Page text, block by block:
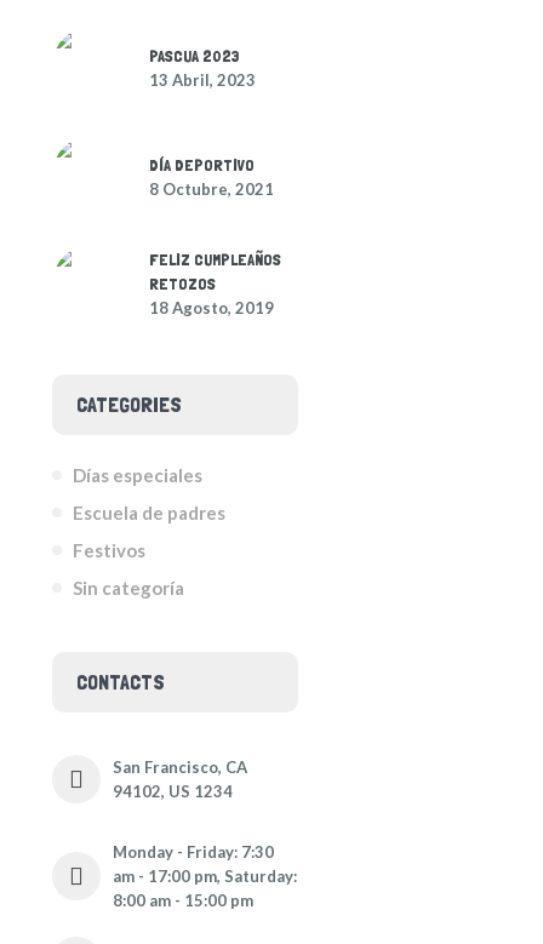
PASCUA 2023
13 Abril, 2023
DÍA DEPORTIVO
8 Octubre, 2021
FELIZ CUMPLEAÑOS
RETOZOS
18 Agosto, 2019
CATEGORIES
Días especiales
Escuela de padres
Festivos
Sin categoría
CONTACTS
San Francisco, CA
94102, US 1234
Monday - Friday: 7:30
am - 17:00 pm, Saturday:
8:00 am - 15:00 pm